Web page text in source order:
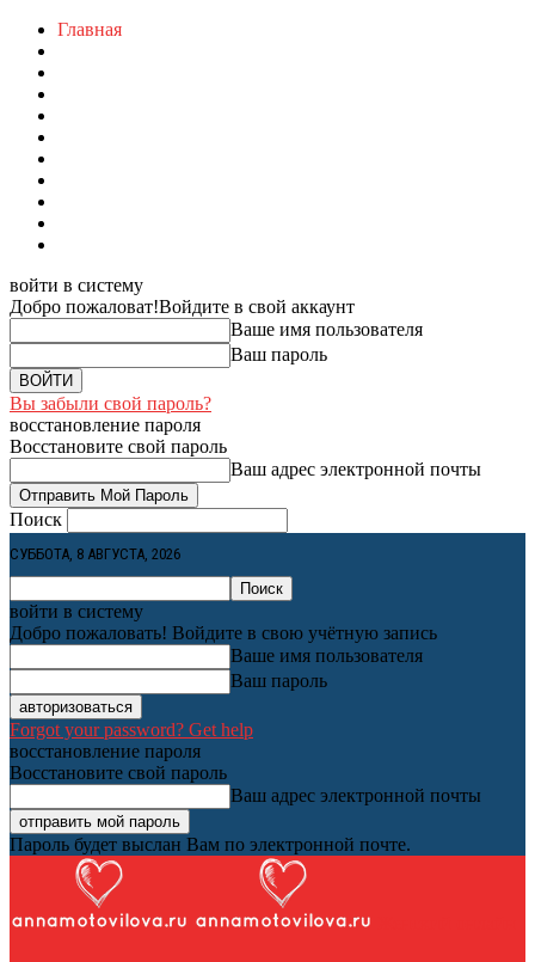
Главная
войти в систему
Добро пожаловат!Войдите в свой аккаунт
Ваше имя пользователя
Ваш пароль
Вы забыли свой пароль?
восстановление пароля
Восстановите свой пароль
Ваш адрес электронной почты
Поиск
СУББОТА, 8 АВГУСТА, 2026
войти в систему
Добро пожаловать! Войдите в свою учётную запись
Ваше имя пользователя
Ваш пароль
Forgot your password? Get help
восстановление пароля
Восстановите свой пароль
Ваш адрес электронной почты
Пароль будет выслан Вам по электронной почте.